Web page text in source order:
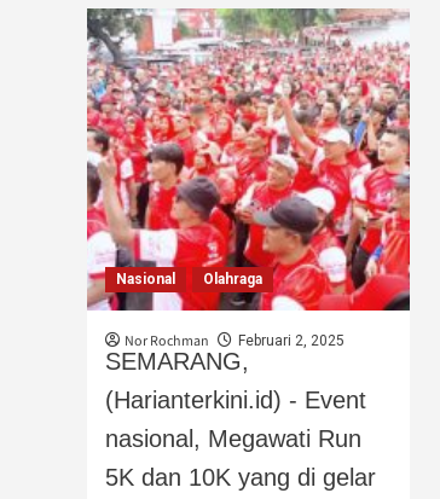
Nasional Olahraga
Nor Rochman Februari 2, 2025
‎SEMARANG,
(Harianterkini.id) - Event
nasional, Megawati Run
5K dan 10K yang di gelar